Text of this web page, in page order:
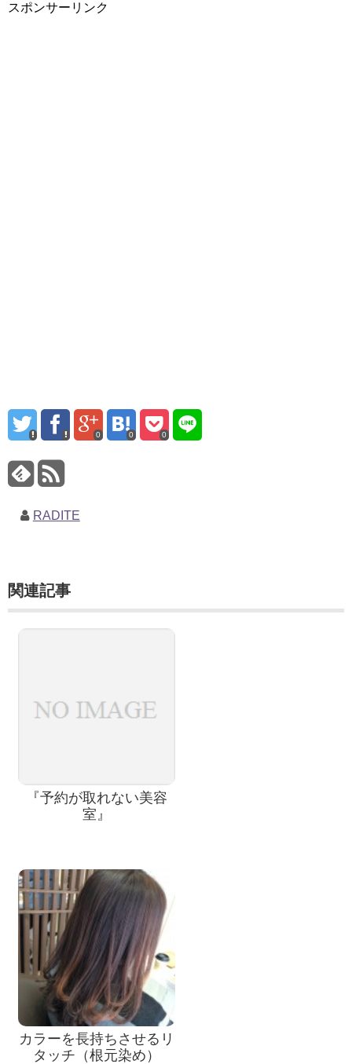
スポンサーリンク
0 0 0
RADITE
関連記事
『予約が取れない美容
室』
カラーを長持ちさせるリ
タッチ（根元染め）